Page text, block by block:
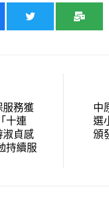
服務獲
十連
貞感
持續服
中
選
頒